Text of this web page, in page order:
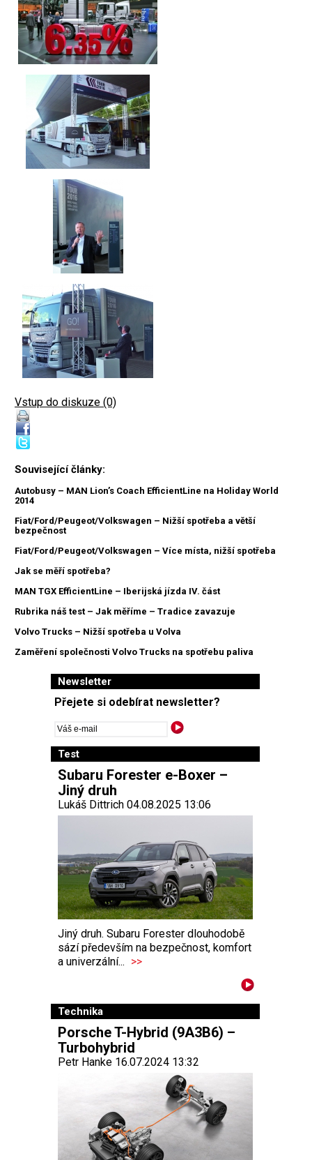
Vstup do diskuze (0)
Související články:
Autobusy – MAN Lion’s Coach EfficientLine na Holiday World
2014
Fiat/Ford/Peugeot/Volkswagen – Nižší spotřeba a větší
bezpečnost
Fiat/Ford/Peugeot/Volkswagen – Více místa, nižší spotřeba
Jak se měří spotřeba?
MAN TGX EfficientLine – Iberijská jízda IV. část
Rubrika náš test – Jak měříme – Tradice zavazuje
Volvo Trucks – Nižší spotřeba u Volva
Zaměření společnosti Volvo Trucks na spotřebu paliva
Newsletter
Přejete si odebírat newsletter?
Test
Subaru Forester e-Boxer –
Jiný druh
Lukáš Dittrich 04.08.2025 13:06
Jiný druh. Subaru Forester dlouhodobě
sází především na bezpečnost, komfort
a univerzální... >>
Technika
Porsche T-Hybrid (9A3B6) –
Turbohybrid
Petr Hanke 16.07.2024 13:32